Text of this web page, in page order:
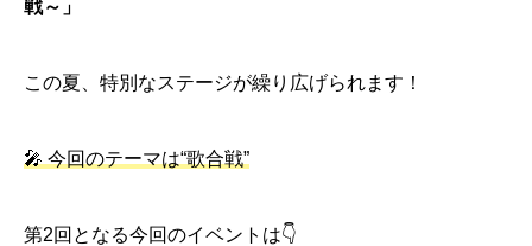
戦～」
この夏、特別なステージが繰り広げられます！
🎤 今回のテーマは“歌合戦”
第2回となる今回のイベントは👇